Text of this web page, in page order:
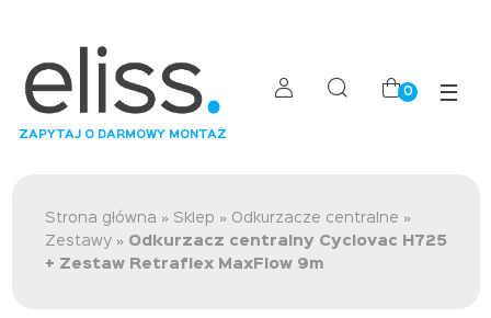
ZAPYTAJ O DARMOWY MONTAŻ
0
Strona główna » Sklep » Odkurzacze centralne »
Zestawy» Odkurzacz centralny Cyclovac H725
+ Zestaw Retraflex MaxFlow 9m